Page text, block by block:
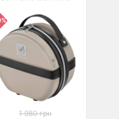
1 980 грн